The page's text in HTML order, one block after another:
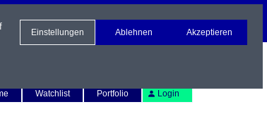
Watchlist Portfolio Login
Einstellungen Ablehnen Akzeptieren